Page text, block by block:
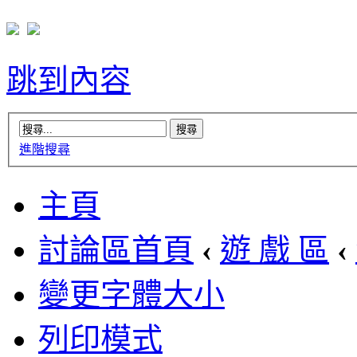
跳到內容
進階搜尋
主頁
討論區首頁 ‹ 遊 戲 區 ‹
變更字體大小
列印模式